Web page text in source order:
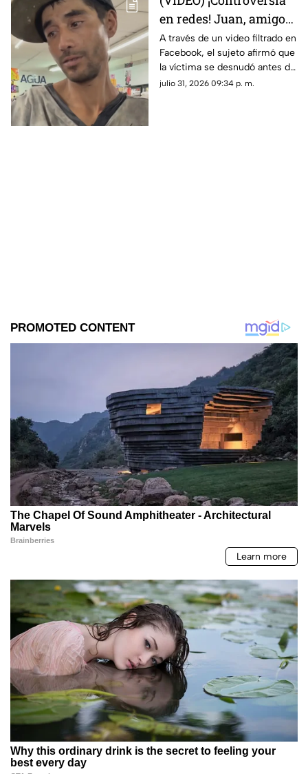
en redes! Juan, amigo
de José Bélico, habría
movido un cadáver que
cayó en su dique
A través de un video filtrado en
Facebook, el sujeto afirmó que
la víctima se desnudó antes de
caer y justificó haber movido
julio 31, 2026 09:34 p. m.